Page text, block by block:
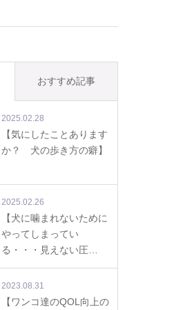
おすすめ記事
2025.02.28
【気にしたことあります
か？ 犬の歩き方の癖】
2025.02.26
【犬に噛まれないために
やってしまってい
る・・・見えない圧…
2023.08.31
【ワンコ達のQOL向上の